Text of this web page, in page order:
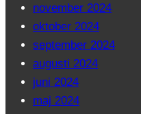
november 2024
oktober 2024
september 2024
augusti 2024
juni 2024
maj 2024